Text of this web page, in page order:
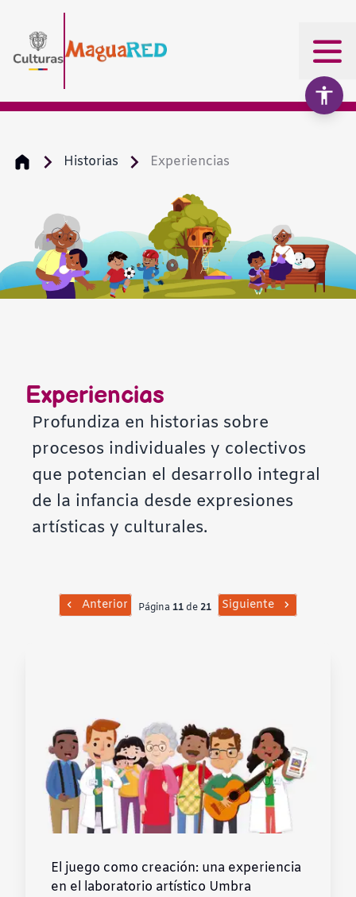
Historias Experiencias
Experiencias
Profundiza en historias sobre
procesos individuales y colectivos
que potencian el desarrollo integral
de la infancia desde expresiones
artísticas y culturales.
Anterior Página 11 de21 Siguiente
El juego como creación: una experiencia
en el laboratorio artístico Umbra
Disminuir texto
Escala de grises
Fondo claro
Subrayar enlaces
Fuente legible